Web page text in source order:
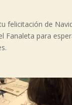
felicitación de
Fanaleta para